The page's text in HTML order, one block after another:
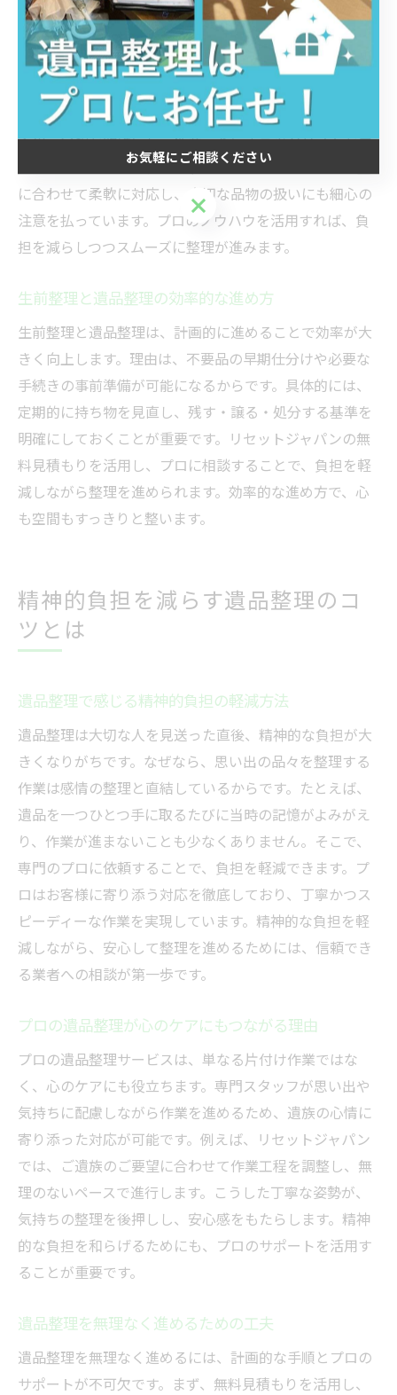
遺品整理のプロが実践する整理術を伝授
プロの遺品整理士が実践する整理術は、分別・仕分け・
搬出の徹底した手順管理です。理由は、効率よく整理を
進めるためです。代表的な方法は、残す・譲る・処分す
るの三分類を明確にし、作業ごとにチェックリストを用
いることです。リセットジャパンでは、お客様のご要望
に合わせて柔軟に対応し、大切な品物の扱いにも細心の
注意を払っています。プロのノウハウを活用すれば、負
担を減らしつつスムーズに整理が進みます。
生前整理と遺品整理の効率的な進め方
生前整理と遺品整理は、計画的に進めることで効率が大
きく向上します。理由は、不要品の早期仕分けや必要な
手続きの事前準備が可能になるからです。具体的には、
定期的に持ち物を見直し、残す・譲る・処分する基準を
明確にしておくことが重要です。リセットジャパンの無
料見積もりを活用し、プロに相談することで、負担を軽
減しながら整理を進められます。効率的な進め方で、心
も空間もすっきりと整います。
精神的負担を減らす遺品整理のコ
ツとは
遺品整理で感じる精神的負担の軽減方法
遺品整理は大切な人を見送った直後、精神的な負担が大
きくなりがちです。なぜなら、思い出の品々を整理する
作業は感情の整理と直結しているからです。たとえば、
遺品を一つひとつ手に取るたびに当時の記憶がよみがえ
り、作業が進まないことも少なくありません。そこで、
専門のプロに依頼することで、負担を軽減できます。プ
ロはお客様に寄り添う対応を徹底しており、丁寧かつス
ピーディーな作業を実現しています。精神的な負担を軽
減しながら、安心して整理を進めるためには、信頼でき
る業者への相談が第一歩です。
プロの遺品整理が心のケアにもつながる理由
プロの遺品整理サービスは、単なる片付け作業ではな
く、心のケアにも役立ちます。専門スタッフが思い出や
気持ちに配慮しながら作業を進めるため、遺族の心情に
寄り添った対応が可能です。例えば、リセットジャパン
では、ご遺族のご要望に合わせて作業工程を調整し、無
理のないペースで進行します。こうした丁寧な姿勢が、
気持ちの整理を後押しし、安心感をもたらします。精神
的な負担を和らげるためにも、プロのサポートを活用す
ることが重要です。
遺品整理を無理なく進めるための工夫
遺品整理を無理なく進めるには、計画的な手順とプロの
サポートが不可欠です。まず、無料見積もりを活用し、
お気軽にご相談ください
お気軽にご相談ください